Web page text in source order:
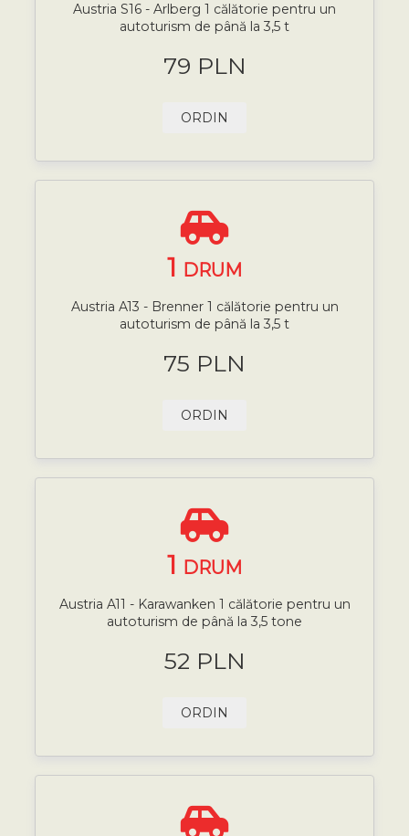
Austria S16 - Arlberg 1 călătorie pentru un
autoturism de până la 3,5 t
79 PLN
ORDIN
1 DRUM
Austria A13 - Brenner 1 călătorie pentru un
autoturism de până la 3,5 t
75 PLN
ORDIN
1 DRUM
Austria A11 - Karawanken 1 călătorie pentru un
autoturism de până la 3,5 tone
52 PLN
ORDIN